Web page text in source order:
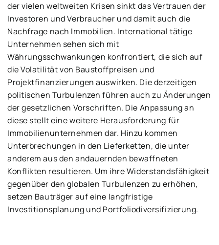
der vielen weltweiten Krisen sinkt das Vertrauen der
Investoren und Verbraucher und damit auch die
Nachfrage nach Immobilien. International tätige
Unternehmen sehen sich mit
Währungsschwankungen konfrontiert, die sich auf
die Volatilität von Baustoffpreisen und
Projektfinanzierungen auswirken. Die derzeitigen
politischen Turbulenzen führen auch zu Änderungen
der gesetzlichen Vorschriften. Die Anpassung an
diese stellt eine weitere Herausforderung für
Immobilienunternehmen dar. Hinzu kommen
Unterbrechungen in den Lieferketten, die unter
anderem aus den andauernden bewaffneten
Konflikten resultieren. Um ihre Widerstandsfähigkeit
gegenüber den globalen Turbulenzen zu erhöhen,
setzen Bauträger auf eine langfristige
Investitionsplanung und Portfoliodiversifizierung.